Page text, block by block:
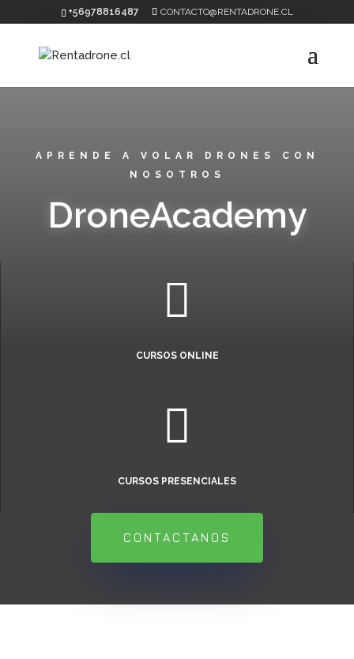
+56978816487 CONTACTO@RENTADRONE.CL
APRENDE A VOLAR DRONES CON
NOSOTROS
DroneAcademy

CURSOS ONLINE

CURSOS PRESENCIALES
CONTACTANOS